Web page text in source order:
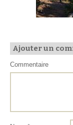
Ajouter un
Commentaire